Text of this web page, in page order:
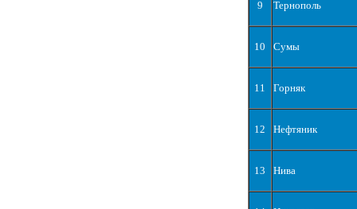
9 Тернополь
10 Сумы
11 Горняк
12 Нефтяник
13 Нива